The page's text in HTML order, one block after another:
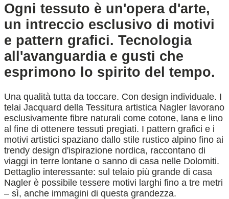
Ogni tessuto è un'opera d'arte,
un intreccio esclusivo di motivi
e pattern grafici. Tecnologia
all'avanguardia e gusti che
esprimono lo spirito del tempo.
Una qualità tutta da toccare. Con design individuale. I
telai Jacquard della Tessitura artistica Nagler lavorano
esclusivamente fibre naturali come cotone, lana e lino
al fine di ottenere tessuti pregiati. I pattern grafici e i
motivi artistici spaziano dallo stile rustico alpino fino ai
trendy design d'ispirazione nordica, raccontano di
viaggi in terre lontane o sanno di casa nelle Dolomiti.
Dettaglio interessante: sul telaio più grande di casa
Nagler è possibile tessere motivi larghi fino a tre metri
– sì, anche immagini di questa grandezza.